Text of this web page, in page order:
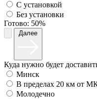
С установкой
Без установки
Готово: 50%
Куда нужно будет
Минск
В пределах 20 км от
Молодечно